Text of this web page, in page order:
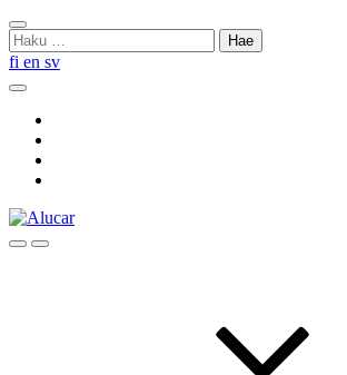
Skip
to
content
Sulje
haku
Haku:
fi en sv
Hae
HaeMenu